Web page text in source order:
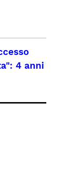
4 anni